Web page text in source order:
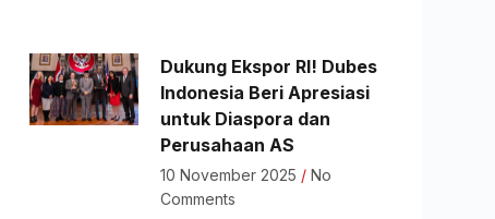
Dukung Ekspor RI! Dubes
Indonesia Beri Apresiasi
untuk Diaspora dan
Perusahaan AS
10 November 2025
No
Comments